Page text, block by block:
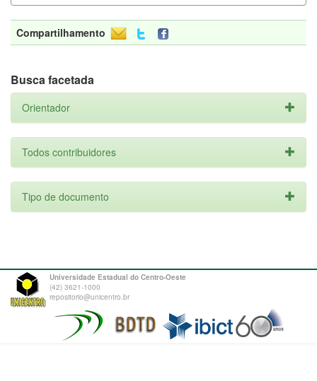
Compartilhamento
Busca facetada
Orientador
Todos contribuidores
Tipo de documento
Universidade Estadual do Centro-Oeste
(42) 3621-1000
repositorio@unicentro.br